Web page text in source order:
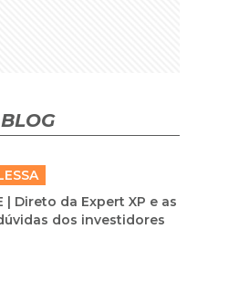
| Direto da Expert XP e as
dos investidores